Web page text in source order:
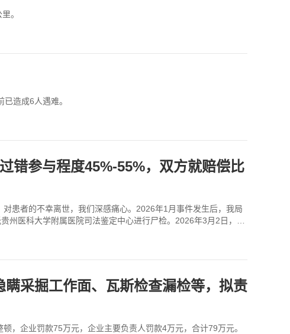
。
造成6人遇难。
错参与程度45%-55%，双方就赔偿比
患者的不幸离世，我们深感痛心。2026年1月事件发生后，我局
州医科大学附属医院司法鉴定中心进行尸检。2026年3月2日，尸
采掘工作面、瓦斯检查漏检等，拟责
，企业罚款75万元，企业主要负责人罚款4万元，合计79万元。